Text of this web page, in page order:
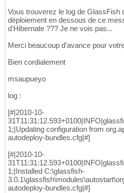
Vous trouverez le log de GlassFish
déploiement en dessous de ce
d'Hibernate ??? Je ne vois pas...
Merci beaucoup d'avance pour
Bien cordialement
msaupueyo
log :
[#|2010-10-
1;|Updating configuration from
autodeploy-bundles.cfg|#]
[#|2010-10-
1;|Installed C:\glassfish-
autodeploy-bundles.cfg|#]